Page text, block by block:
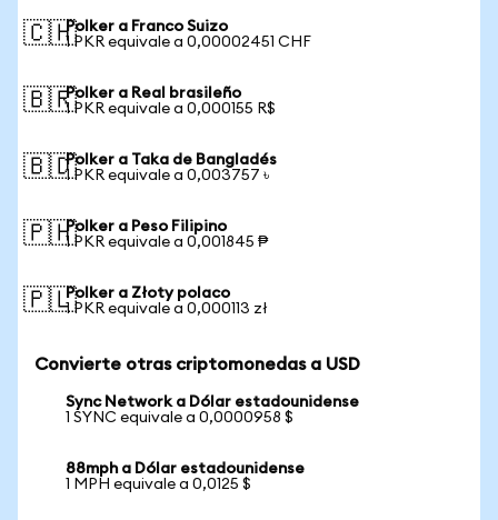
🇨🇭Polker a Franco Suizo
1 PKR equivale a 0,00002451 CHF
🇧🇷Polker a Real brasileño
1 PKR equivale a 0,000155 R$
🇧🇩Polker a Taka de Bangladés
1 PKR equivale a 0,003757 ৳
🇵🇭Polker a Peso Filipino
1 PKR equivale a 0,001845 ₱
🇵🇱Polker a Złoty polaco
1 PKR equivale a 0,000113 zł
Convierte otras criptomonedas a USD
Sync Network a Dólar estadounidense
1 SYNC equivale a 0,0000958 $
88mph a Dólar estadounidense
1 MPH equivale a 0,0125 $